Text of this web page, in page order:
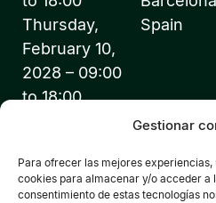
Gestionar
Para ofrecer las mejores
cookies para almacenar y/o acceder a
consentimiento de estas tecnologías
Thursday,
February 10,
2028 – 09:00
to 18:00
Spain